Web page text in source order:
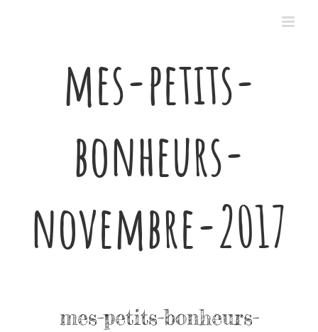
mes-petits-
bonheurs-
novembre-2017
mes-petits-bonheurs-